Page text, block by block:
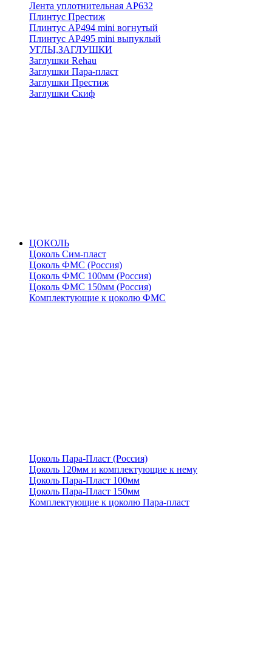
Лента уплотнительная АР632
Плинтус Престиж
Плинтус АР494 mini вогнутый
Плинтус АР495 mini выпуклый
УГЛЫ,ЗАГЛУШКИ
Заглушки Rehau
Заглушки Пара-пласт
Заглушки Престиж
Заглушки Скиф
ЦОКОЛЬ
Цоколь Сим-пласт
Цоколь ФМС (Россия)
Цоколь ФМС 100мм (Россия)
Цоколь ФМС 150мм (Россия)
Комплектующие к цоколю ФМС
Цоколь Пара-Пласт (Россия)
Цоколь 120мм и комплектующие к нему
Цоколь Пара-Пласт 100мм
Цоколь Пара-Пласт 150мм
Комплектующие к цоколю Пара-пласт